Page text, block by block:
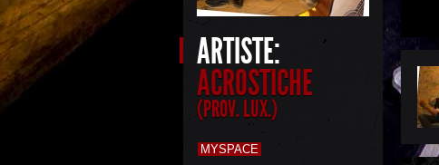
ARTISTE:
ACROSTICHE
(PROV. LUX.)
MYSPACE